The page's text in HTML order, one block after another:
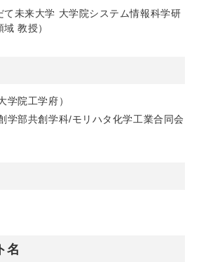
未来大学 大学院システム情報科学研
教授）
学院工学府）
学部共創学科/モリハタ化学工業合同会
名